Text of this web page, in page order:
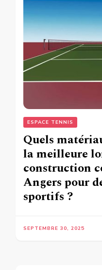
ESPACE TENNIS
Quels
la meilleure
construction
Angers pour
sportifs ?
SEPTEMBRE 30, 2025